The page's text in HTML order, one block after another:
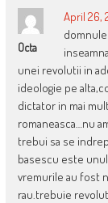
Octa
April 26,
unei revolutii in
ideologie pe
dictator in mai
romaneasca…nu
trebui sa se
basescu este
vremurile au fost
rau.trebuie